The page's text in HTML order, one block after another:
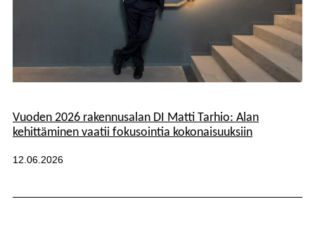
Vuoden 2026 rakennusalan DI Matti Tarhio: Alan
kehittäminen vaatii fokusointia kokonaisuuksiin
Julkaistu:
12.06.2026